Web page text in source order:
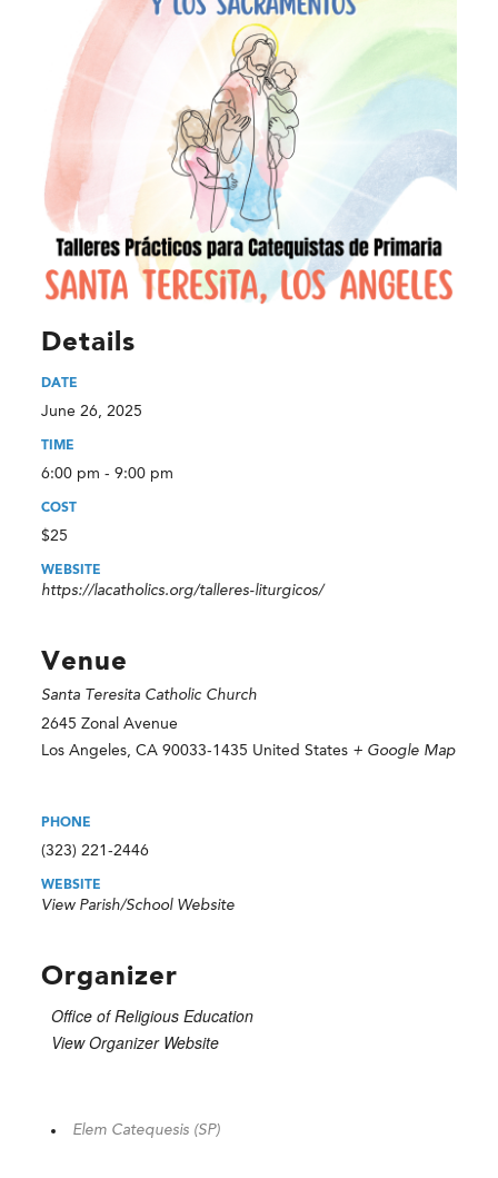
Details
DATE
June 26, 2025
TIME
6:00 pm - 9:00 pm
COST
$25
WEBSITE
https://lacatholics.org/talleres-liturgicos/
Venue
Santa Teresita Catholic Church
2645 Zonal Avenue
Los Angeles, CA 90033-1435 United States + Google Map
PHONE
(323) 221-2446
WEBSITE
View Parish/School Website
Organizer
Office of Religious Education
View Organizer Website
Elem Catequesis (SP)